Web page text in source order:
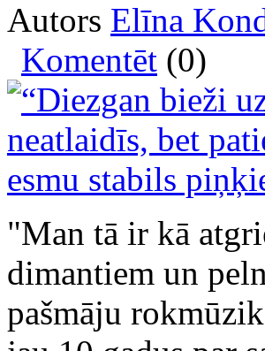
Autors Elīna
Komentēt (0)
"Man tā ir kā
dimantiem un
pašmāju